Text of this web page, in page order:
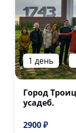
1 день
Город
усадеб.
2900 ₽